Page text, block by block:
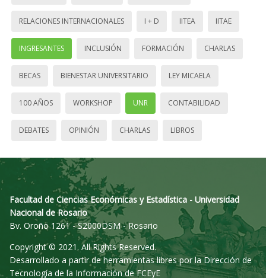
RELACIONES INTERNACIONALES I + D IITEA IITAE
INGRESANTES INCLUSIÓN FORMACIÓN CHARLAS
BECAS BIENESTAR UNIVERSITARIO LEY MICAELA
100 AÑOS WORKSHOP UNR CONTABILIDAD
DEBATES OPINIÓN CHARLAS LIBROS
Facultad de Ciencias Económicas y Estadística - Universidad
Nacional de Rosario
Bv. Oroño 1261 - S2000DSM - Rosario
Copyright © 2021. All Rights Reserved.
Desarrollado a partir de herramientas libres por la Dirección de
Tecnología de la Información de FCEyE